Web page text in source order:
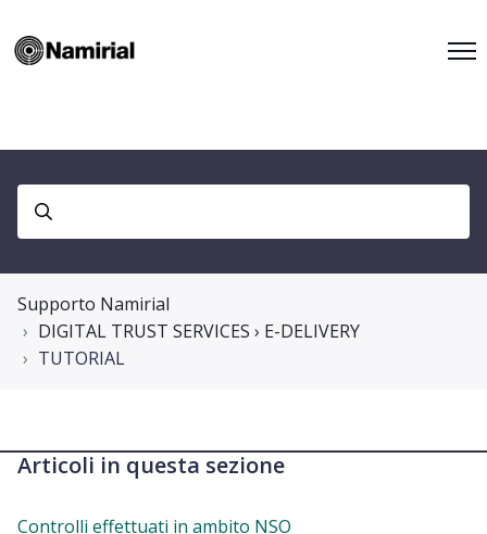
Supporto Namirial
DIGITAL TRUST SERVICES › E-DELIVERY
TUTORIAL
Articoli in questa sezione
Controlli effettuati in ambito NSO